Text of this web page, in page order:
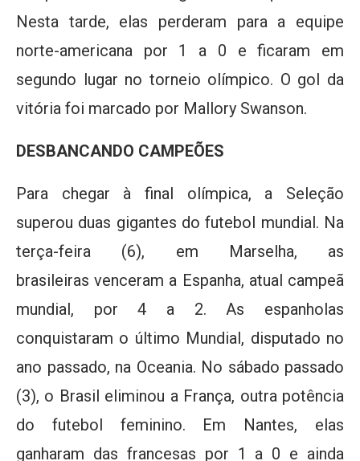
Nesta tarde, elas perderam para a equipe
norte-americana por 1 a 0 e ficaram em
segundo lugar no torneio olímpico. O gol da
vitória foi marcado por Mallory Swanson.
DESBANCANDO CAMPEÕES
Para chegar à final olímpica, a Seleção
superou duas gigantes do futebol mundial. Na
terça-feira (6), em Marselha, as
brasileiras venceram a Espanha, atual campeã
mundial, por 4 a 2. As espanholas
conquistaram o último Mundial, disputado no
ano passado, na Oceania. No sábado passado
(3), o Brasil eliminou a França, outra potência
do futebol feminino. Em Nantes, elas
ganharam das francesas por 1 a 0 e ainda